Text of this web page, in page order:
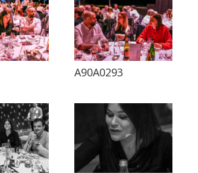
A90A0293